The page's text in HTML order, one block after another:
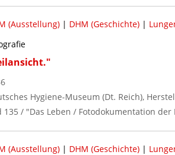
(Ausstellung)| DHM (Geschichte)|
Hygiene-Museum (Dt. Reich),
135 / "Das Leben / Fotodokumentation
(Ausstellung)| DHM (Geschichte)|